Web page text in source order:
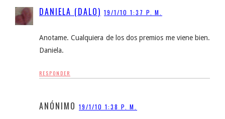
DANIELA (DALO) 19/1/10 1:37 P. M.
Anotame. Cualquiera de los dos premios me viene bien.
Daniela.
RESPONDER
ANÓNIMO 19/1/10 1:38 P. M.